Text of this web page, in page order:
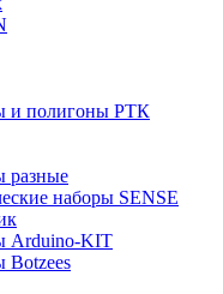
и полигоны РТК
разные
наборы SENSE
Arduino-KIT
Botzees